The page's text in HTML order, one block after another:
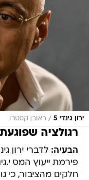
ירון גינדי 5 / ראובן קסטרו
רגולציה
הבעיה: לדברי ירון
פירמת ייעוץ המס
חלקים מהציבור, כי